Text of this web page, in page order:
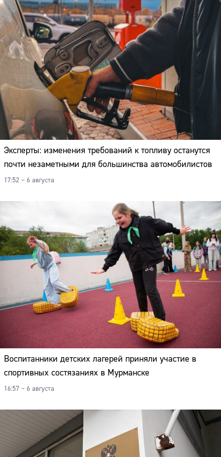
Эксперты: изменения требований к топливу останутся
почти незаметными для большинства автомобилистов
17:52 – 6 августа
Воспитанники детских лагерей приняли участие в
спортивных состязаниях в Мурманске
16:57 – 6 августа
Адрес:
Телефон: